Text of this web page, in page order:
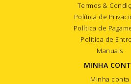
Termos &
Política de
Política de
Política de
Manuais
MINHA
Minha conta